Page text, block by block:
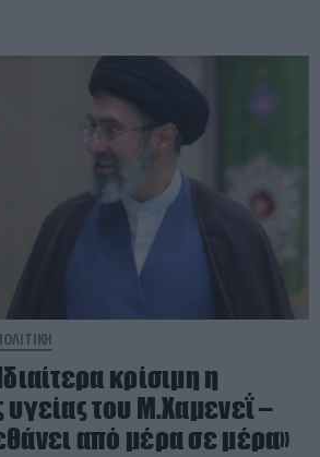
κρίσιμη η
υγείας του Μ.Χαμενεΐ –
από μέρα σε μέρα»